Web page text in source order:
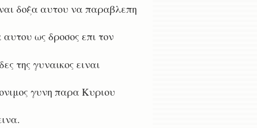
δοξα αυτου να παραβλεπη
αυτου ως δροσος επι τον
της γυναικος ειναι
γυνη παρα Κυριου